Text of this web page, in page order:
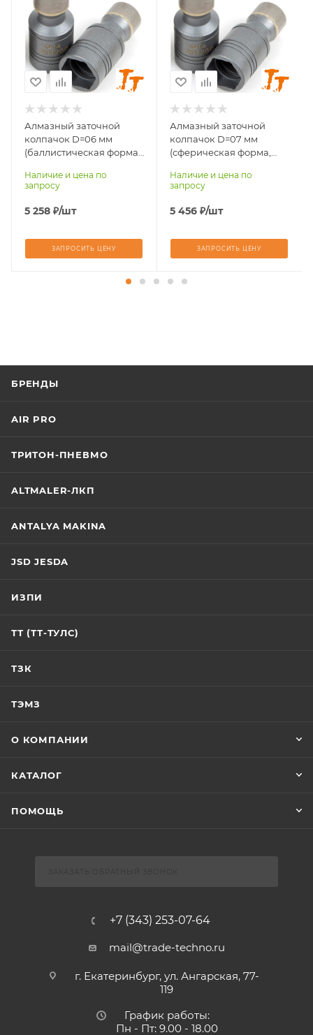
Диаметр заточки, мм
6
Стандарт хвостовика
CME
Алмазный заточной
колпачок D=06 мм
(баллистическая форма,
CME
Наличие и цена по
запросу
5 258 ₽/шт
ЗАПРОСИТЬ ЦЕНУ
Диаметр заточки, мм
7
Стандарт хвостовика
CME
Алмазный заточной
колпачок D=07 мм
(сферическая форма,
CME
Наличие и цена по
запросу
5 456 ₽/шт
ЗАПРОСИТЬ ЦЕНУ
БРЕНДЫ
AIR PRO
ТРИТОН-ПНЕВМО
ALTMALER-ЛКП
ANTALYA MAKINA
JSD JESDA
ИЗПИ
ТТ (ТТ-ТУЛС)
ТЗК
ТЭМЗ
О КОМПАНИИ
КАТАЛОГ
ПОМОЩЬ
+7 (343) 253-07-64
mail@trade-techno.ru
г. Екатеринбург, ул. Ангарская, 77-
119
График работы:
Пн - Пт: 9.00 - 18.00